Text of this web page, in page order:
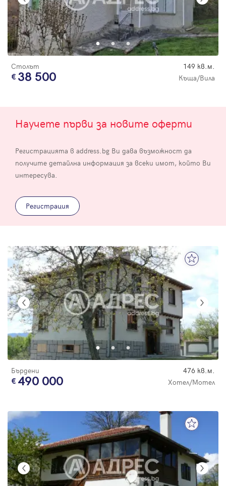
Столът 149 кв.м.
38 500 Къща/Вила
Научете първи за новите оферти
Регистрацията в address.bg Ви дава възможност да
получите детайлна информация за всеки имот, който Ви
интересува.
Регистрация
Бърдени 476 кв.м.
490 000 Хотел/Мотел